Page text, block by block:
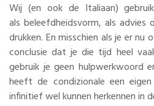
Wij (en ook de Italiaan)
als beleefdheidsvorm, als
drukken. En misschien als je er
conclusie dat je die tijd heel
gebruik je geen hulpwerkwoord
heeft de condizionale een
infinitief wel kunnen herkennen in